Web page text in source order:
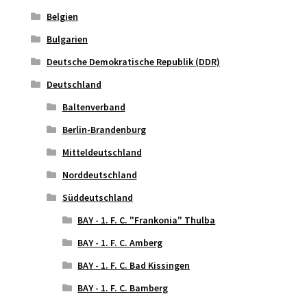
Belgien
Bulgarien
Deutsche Demokratische Republik (DDR)
Deutschland
Baltenverband
Berlin-Brandenburg
Mitteldeutschland
Norddeutschland
Süddeutschland
BAY - 1. F. C. "Frankonia" Thulba
BAY - 1. F. C. Amberg
BAY - 1. F. C. Bad Kissingen
BAY - 1. F. C. Bamberg